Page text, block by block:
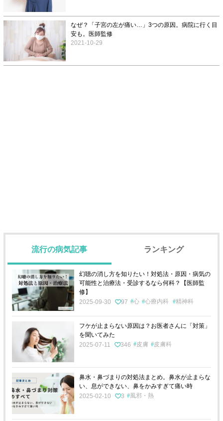
なぜ？「子宮の左が痛い…」3つの原因。病院に行く目
安も。医師監修
2021-10-29
流行の病気記事 ランキング
幻聴の消し方を知りたい！対処法・原因・病気の
可能性と治療法・受診するなら何科？【医師監
修】
2025-09-30
97 心 心療内科 精神科
フケが止まらない原因は？お医者さんに「対策」
を聞いてみた
2025-07-11
346 皮膚 皮膚科
鼻水・鼻づまりの対処法まとめ。鼻水が止まらな
い、息ができない、鼻をかみすぎて痛い時
2025-02-10
3 風邪・熱